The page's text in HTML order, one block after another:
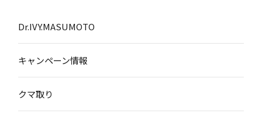
Dr.IVY.MASUMOTO
キャンペーン情報
クマ取り